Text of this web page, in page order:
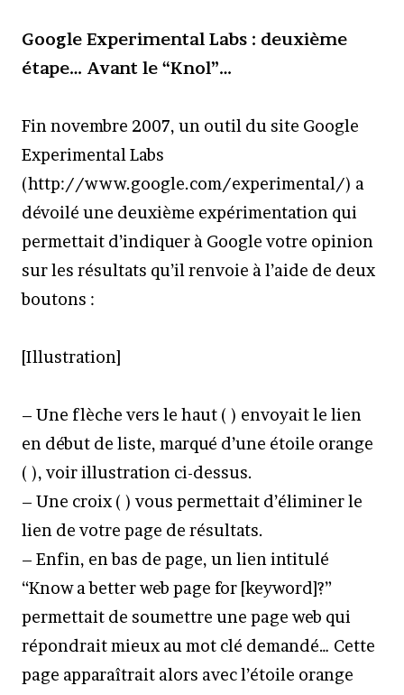
Google Experimental Labs : deuxième
étape… Avant le “Knol”…
Fin novembre 2007, un outil du site Google
Experimental Labs
(http://www.google.com/experimental/) a
dévoilé une deuxième expérimentation qui
permettait d’indiquer à Google votre opinion
sur les résultats qu’il renvoie à l’aide de deux
boutons :
[Illustration]
– Une flèche vers le haut ( ) envoyait le lien
en début de liste, marqué d’une étoile orange
( ), voir illustration ci-dessus.
– Une croix ( ) vous permettait d’éliminer le
lien de votre page de résultats.
– Enfin, en bas de page, un lien intitulé
“Know a better web page for [keyword]?”
permettait de soumettre une page web qui
répondrait mieux au mot clé demandé… Cette
page apparaîtrait alors avec l’étoile orange